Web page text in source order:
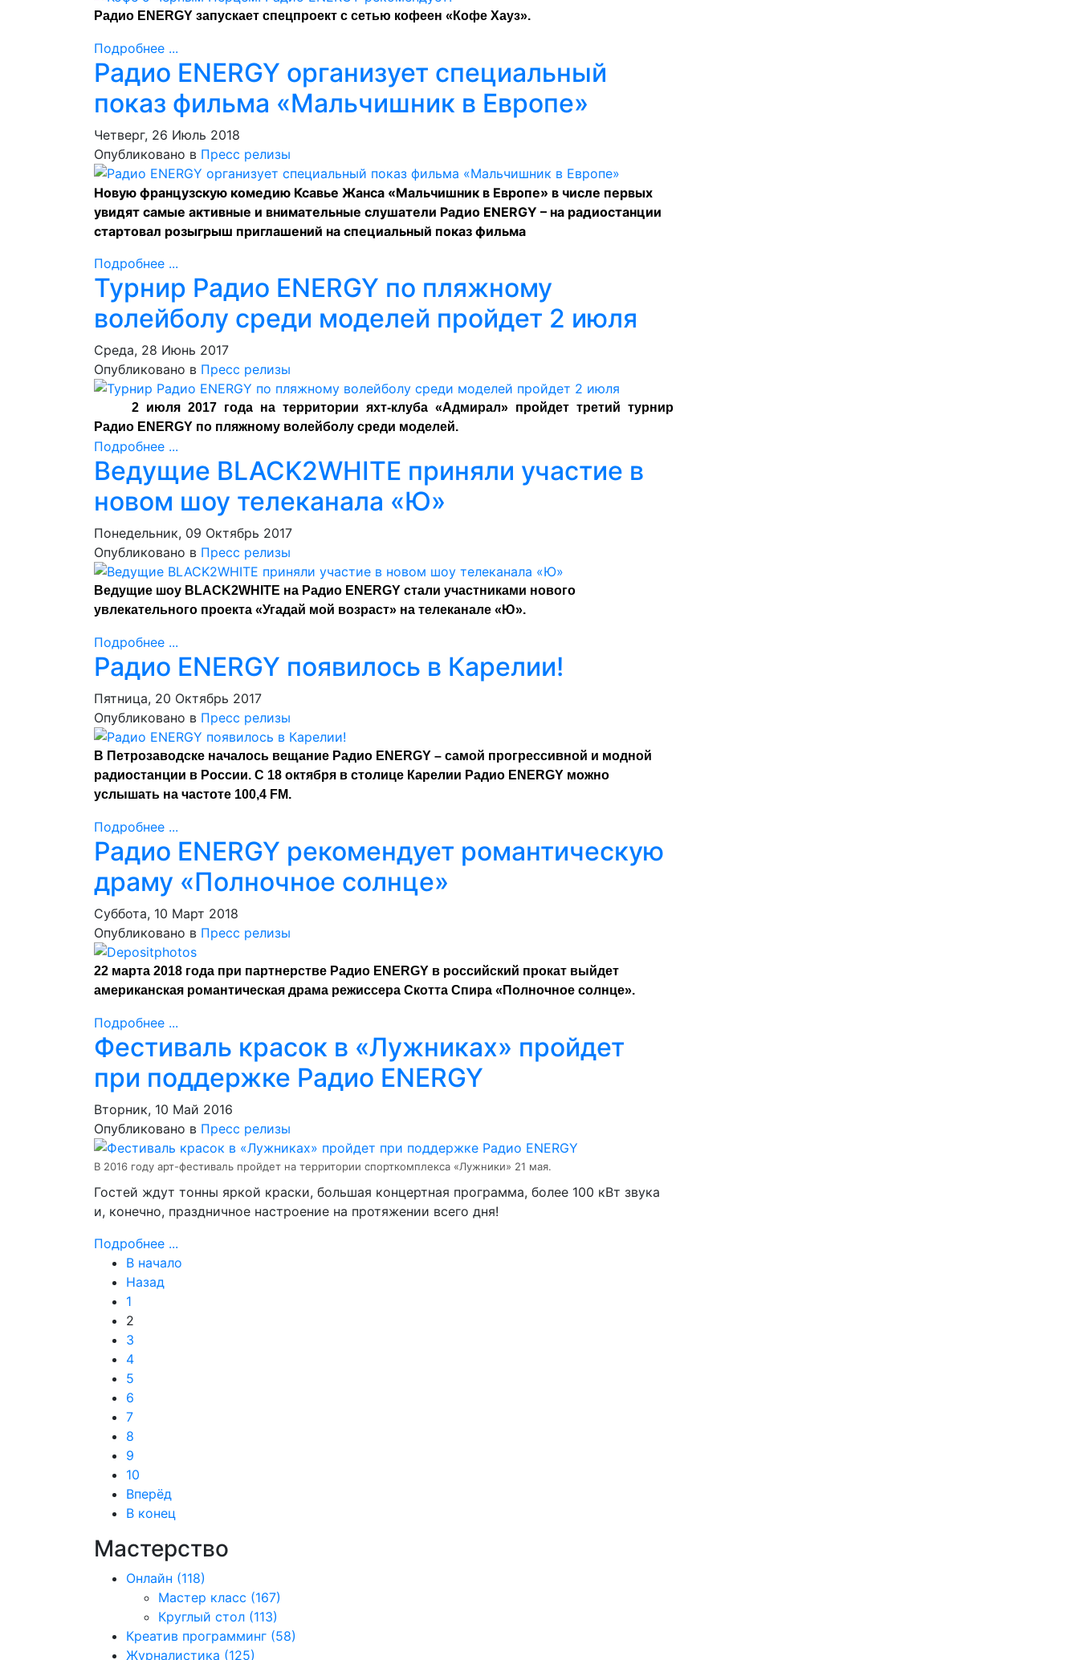
Радио ENERGY запускает спецпроект с сетью кофеен «Кофе Хауз».
Подробнее ...
Радио ENERGY организует специальный
показ фильма «Мальчишник в Европе»
Четверг, 26 Июль 2018
Опубликовано в Пресс релизы
Новую французскую комедию Ксавье Жанса «Мальчишник в Европе» в числе первых
увидят самые активные и внимательные слушатели Радио ENERGY – на радиостанции
стартовал розыгрыш приглашений на специальный показ фильма
Подробнее ...
Турнир Радио ENERGY по пляжному
волейболу среди моделей пройдет 2 июля
Среда, 28 Июнь 2017
Опубликовано в Пресс релизы
2 июля 2017 года на территории яхт-клуба «Адмирал» пройдет третий турнир
Радио ENERGY по пляжному волейболу среди моделей.
Подробнее ...
Ведущие BLACK2WHITE приняли участие в
новом шоу телеканала «Ю»
Понедельник, 09 Октябрь 2017
Опубликовано в Пресс релизы
Ведущие шоу BLACK2WHITE на Радио ENERGY стали участниками нового
увлекательного проекта «Угадай мой возраст» на телеканале «Ю».
Подробнее ...
Радио ENERGY появилось в Карелии!
Пятница, 20 Октябрь 2017
Опубликовано в Пресс релизы
В Петрозаводске началось вещание Радио ENERGY – самой прогрессивной и модной
радиостанции в России. С 18 октября в столице Карелии Радио ENERGY можно
услышать на частоте 100,4 FM.
Подробнее ...
Радио ENERGY рекомендует романтическую
драму «Полночное солнце»
Суббота, 10 Март 2018
Опубликовано в Пресс релизы
22 марта 2018 года при партнерстве Радио ENERGY в российский прокат выйдет
американская романтическая драма режиссера Скотта Спира «Полночное солнце».
Подробнее ...
Фестиваль красок в «Лужниках» пройдет
при поддержке Радио ENERGY
Вторник, 10 Май 2016
Опубликовано в Пресс релизы
В 2016 году арт-фестиваль пройдет на территории спорткомплекса «Лужники» 21 мая.
Гостей ждут тонны яркой краски, большая концертная программа, более 100 кВт звука
и, конечно, праздничное настроение на протяжении всего дня!
Подробнее ...
В начало
Назад
1
2
3
4
5
6
7
8
9
10
Вперёд
В конец
Мастерство
Онлайн (118)
Мастер класс (167)
Круглый стол (113)
Креатив программинг (58)
Журналистика (125)